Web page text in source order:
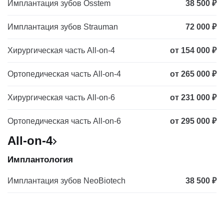
Имплантация зубов Osstem 38 500 ₽
Имплантация зубов Strauman 72 000 ₽
Хирургическая часть All-on-4 от 154 000 ₽
Ортопедическая часть All-on-4 от 265 000 ₽
Хирургическая часть All-on-6 от 231 000 ₽
Ортопедическая часть All-on-6 от 295 000 ₽
All-on-4
Имплантология
Имплантация зубов NeoBiotech 38 500 ₽